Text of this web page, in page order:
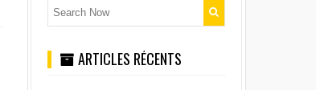
ARTICLES RÉCENTS